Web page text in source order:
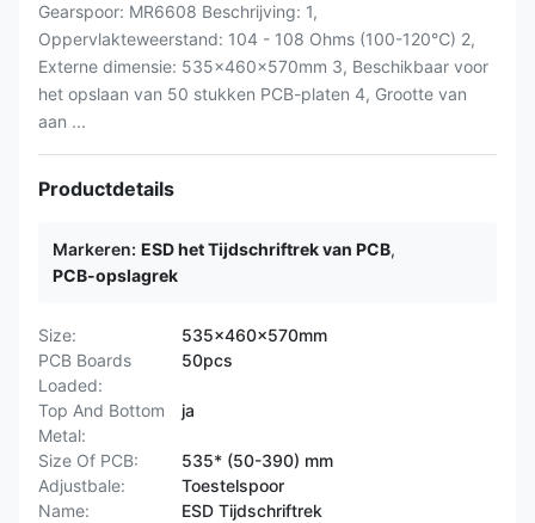
Gearspoor: MR6608 Beschrijving: 1,
Oppervlakteweerstand: 104 - 108 Ohms (100-120℃) 2,
Externe dimensie: 535x460x570mm 3, Beschikbaar voor
het opslaan van 50 stukken PCB-platen 4, Grootte van
aan ...
Productdetails
Markeren: ESD het Tijdschriftrek van PCB,
PCB-opslagrek
Size:
535x460x570mm
PCB Boards
Loaded:
50pcs
Top And Bottom
Metal:
ja
Size Of PCB:
535* (50-390) mm
Adjustbale:
Toestelspoor
Name:
ESD Tijdschriftrek